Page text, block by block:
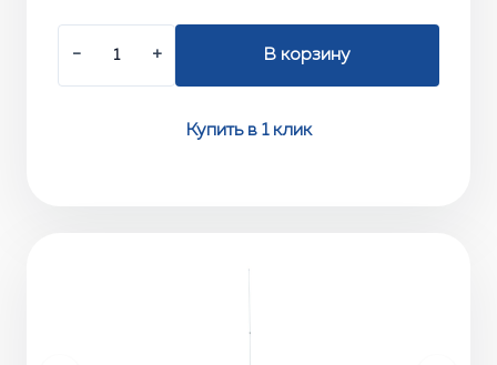
− + В корзину
Купить в 1 клик